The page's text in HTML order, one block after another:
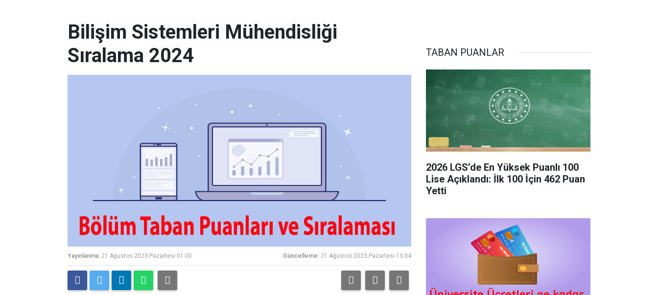
Bilişim Sistemleri Mühendisliği
Sıralama 2024
Yayınlanma: 21 Ağustos 2023 Pazartesi 01:00 Güncelleme: 21 Ağustos 2023 Pazartesi 13:04
TABAN PUANLAR
2026 LGS’de En Yüksek Puanlı 100
Lise Açıklandı: İlk 100 İçin 462 Puan
Yetti